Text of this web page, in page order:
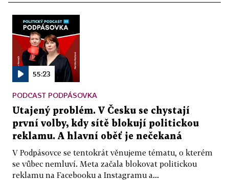
55:23
PODCAST PODPÁSOVKA
Utajený problém. V Česku se chystají
první volby, kdy sítě blokují politickou
reklamu. A hlavní oběť je nečekaná
V Podpásovce se tentokrát věnujeme tématu, o kterém
se vůbec nemluví. Meta začala blokovat politickou
reklamu na Facebooku a Instagramu a...